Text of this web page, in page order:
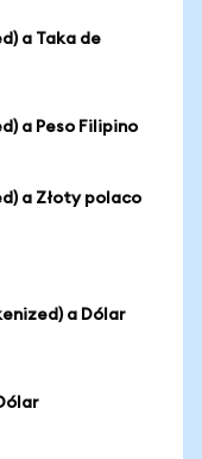
a Taka de
a Peso Filipino
a Złoty polaco
a Dólar